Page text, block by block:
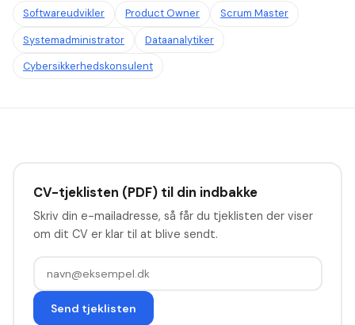
Softwareudvikler Product Owner
Scrum Master
Systemadministrator
Dataanalytiker
Cybersikkerhedskonsulent
CV-tjeklisten (PDF) til din indbakke
Skriv din e-mailadresse, så får du tjeklisten der viser
om dit CV er klar til at blive sendt.
Send tjeklisten